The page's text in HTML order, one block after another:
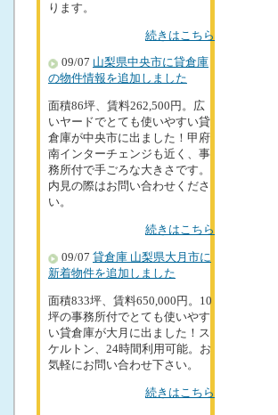
ります。
続きはこちら
09/07 山梨県中央市に貸倉庫
の物件情報を追加しました
面積86坪、賃料262,500円。広
いヤードでとても使いやすい貸
倉庫が中央市に出ました！甲府
南インターチェンジも近く、事
務所付で手ごろな大きさです。
内見の際はお問い合わせくださ
い。
続きはこちら
09/07 貸倉庫 山梨県大月市に
新着物件を追加しました
面積833坪、賃料650,000円。10
坪の事務所付でとても使いやす
い貸倉庫が大月に出ました！ス
ケルトン、24時間利用可能。お
気軽にお問い合わせ下さい。
続きはこちら